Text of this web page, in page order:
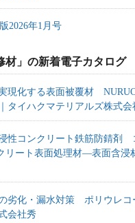
2026年1月号
材」の新着電子カタログ
現化する表面被覆材
タイハクマテリアルズ株式会
性コンクリート鉄筋防錆剤
リート表面処理材―表面含浸
劣化・漏水対策 ポリウレコ
会社秀